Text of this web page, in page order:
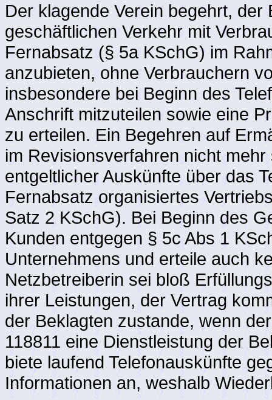
Der klagende Verein begehrt,
geschäftlichen Verkehr mit
Fernabsatz (§ 5a KSchG) im
anzubieten, ohne Verbrauchern
insbesondere bei Beginn des
Anschrift mitzuteilen sowie eine
zu erteilen. Ein Begehren auf
im Revisionsverfahren nicht
entgeltlicher Auskünfte über das
Fernabsatz organisiertes
Satz 2 KSchG). Bei Beginn des
Kunden entgegen § 5c Abs 1
Unternehmens und erteile auch
Netzbetreiberin sei bloß
ihrer Leistungen, der Vertrag
der Beklagten zustande, wenn
118811 eine Dienstleistung der
biete laufend Telefonauskünfte
Informationen an, weshalb